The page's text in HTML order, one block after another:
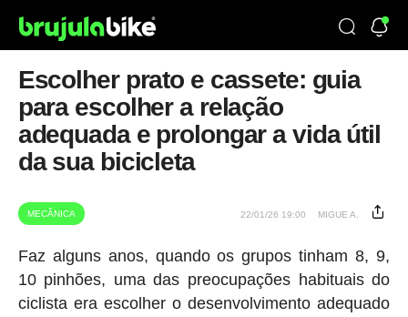
Escolher prato e cassete: guia
para escolher a relação
adequada e prolongar a vida útil
da sua bicicleta
MECÂNICA 22/01/26 19:00 MIGUE A.
Faz alguns anos, quando os grupos tinham 8, 9,
10 pinhões, uma das preocupações habituais do
ciclista era escolher o desenvolvimento adequado